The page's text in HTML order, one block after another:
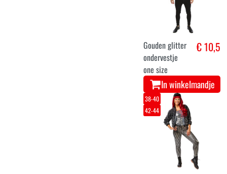
Gouden glitter
ondervestje
one size
€ 10,5
In winkelmandje
38-40
42-44